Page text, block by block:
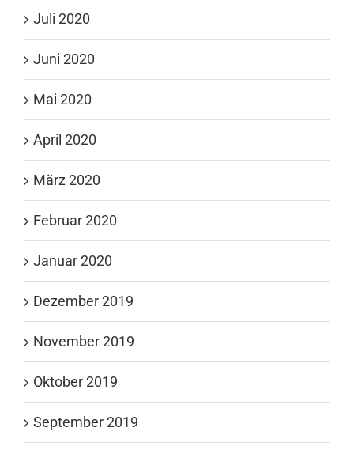
Juli 2020
Juni 2020
Mai 2020
April 2020
März 2020
Februar 2020
Januar 2020
Dezember 2019
November 2019
Oktober 2019
September 2019